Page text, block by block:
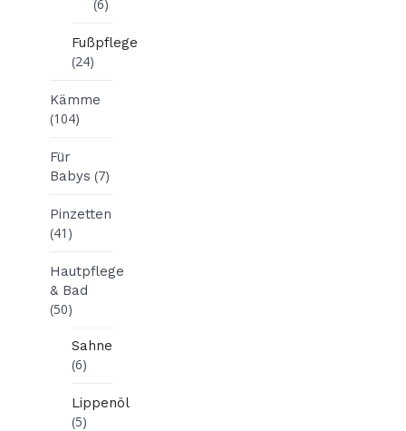
(6)
Fußpflege
(24)
Kämme
(104)
Für
Babys (7)
Pinzetten
(41)
Hautpflege
& Bad
(50)
Sahne
(6)
Lippenöl
(5)